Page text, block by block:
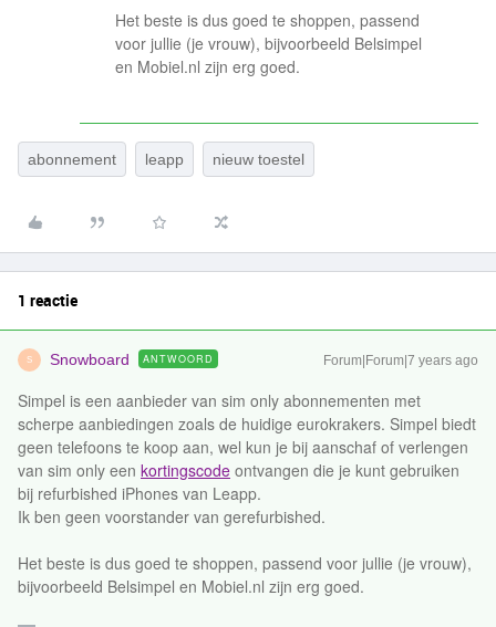
Het beste is dus goed te shoppen, passend
voor jullie (je vrouw), bijvoorbeeld Belsimpel
en Mobiel.nl zijn erg goed.
abonnement leapp nieuw toestel
1 reactie
S Snowboard ANTWOORD Forum|Forum|7 years ago
Simpel is een aanbieder van sim only abonnementen met
scherpe aanbiedingen zoals de huidige eurokrakers. Simpel biedt
geen telefoons te koop aan, wel kun je bij aanschaf of verlengen
van sim only een kortingscode ontvangen die je kunt gebruiken
bij refurbished iPhones van Leapp.
Ik ben geen voorstander van gerefurbished.
Het beste is dus goed te shoppen, passend voor jullie (je vrouw),
bijvoorbeeld Belsimpel en Mobiel.nl zijn erg goed.